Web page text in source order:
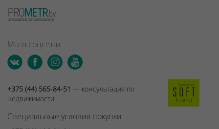
Мы в соцсетях
+375 (44) 565-84-51 — консультация по
недвижимости
Специальные условия покупки